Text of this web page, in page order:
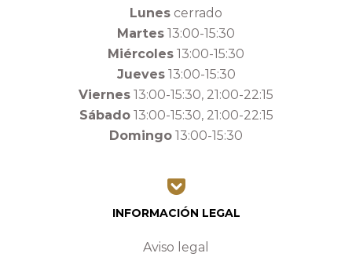
Lunes cerrado
Martes 13:00-15:30
Miércoles 13:00-15:30
Jueves13:00-15:30
Viernes 13:00-15:30, 21:00-22:15
Sábado13:00-15:30, 21:00-22:15
Domingo 13:00-15:30
INFORMACIÓN LEGAL
Aviso legal